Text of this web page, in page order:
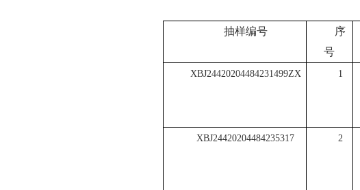
抽样编号
序
号
XBJ24420204484231499ZX 1
XBJ24420204484235317 2